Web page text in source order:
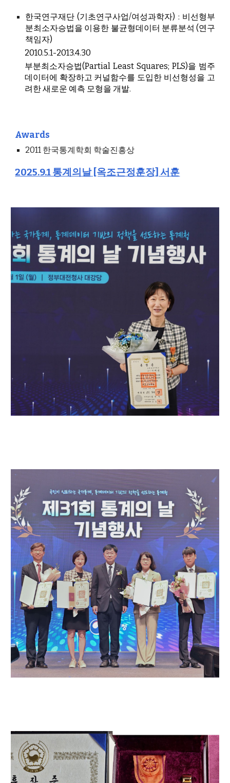
한국연구재단 (기초연구사업/여성과학자) : 비선형부
분최소자승법을 이용한 불균형데이터 분류분석 (연구
책임자)
2010.5.1-2013.4.30
부분최소자승법(Partial Least Squares; PLS)을 범주
데이터에 확장하고 커널함수를 도입한 비선형성을 고
려한 새로운 예측 모형을 개발.
Awards
2011 한국통계학회 학술진흥상
2025.9.1 통계의날 [옥조근정훈장] 서훈